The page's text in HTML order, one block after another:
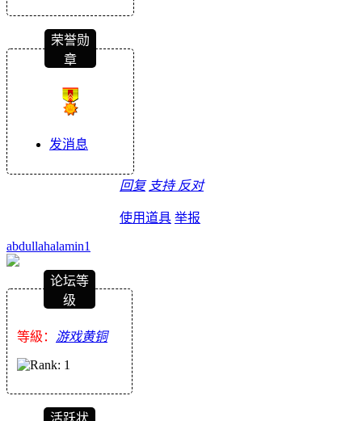
荣誉勋
章
发消息
回复 支持 反对
使用道具 举报
abdullahalamin1
论坛等
级
等級： 游戏黄铜